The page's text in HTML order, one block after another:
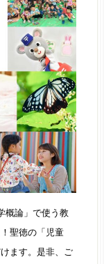
概論」で使う教
聖徳の「児童
ます。是非、ご